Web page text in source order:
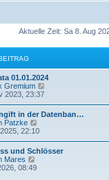
Aktuelle Zeit: Sa 8. Aug
01.01.2024
Gremium
s
r
B
2023, 23:37
in der Datenban…
Patzke
e
e
s
22:10
und Schlösser
Mares
e
08:49